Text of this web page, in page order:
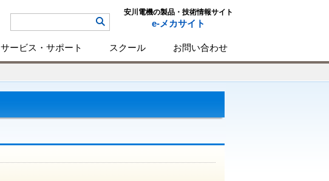
安川電機の製品・技術情報サイト
e-メカサイト
サービス・サポート スクール お問い合わせ